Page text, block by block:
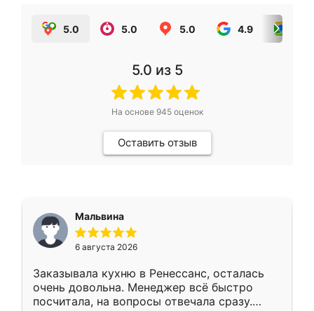
5.0 5.0 5.0 4.9
5.0 из 5
На основе 945оценок
Оставить отзыв
Мальвина
6 августа 2026
Заказывала кухню в Ренессанс, осталась
очень довольна. Менеджер всё быстро
посчитала, на вопросы отвечала сразу.